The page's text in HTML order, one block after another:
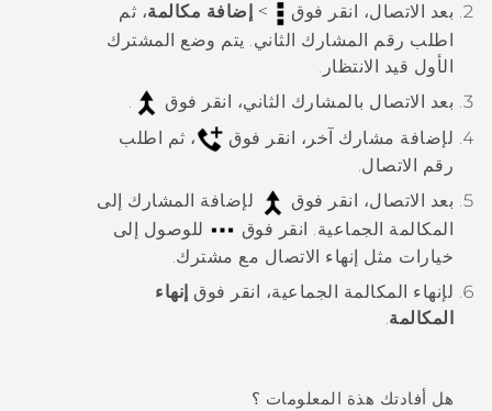
بعد الاتصال، انقر فوق
> إضافة مكالمة، ثم
اطلب رقم المشارك الثاني. يتم وضع المشترك
الأول قيد الانتظار.
بعد الاتصال بالمشارك الثاني، انقر فوق
لإضافة مشارك آخر، انقر فوق
، ثم اطلب
رقم الاتصال.
بعد الاتصال، انقر فوق
لإضافة المشارك إلى
المكالمة الجماعية. انقر فوق
للوصول إلى
خيارات مثل إنهاء الاتصال مع مشترك.
لإنهاء المكالمة الجماعية، انقر فوق إنهاء
المكالمة.
هل أفادتك هذة المعلومات ؟